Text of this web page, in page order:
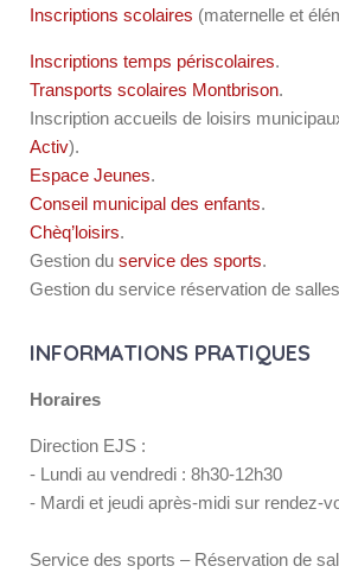
Inscriptions scolaires (maternelle et
Inscriptions temps périscolaires.
Transports scolaires Montbrison.
Inscription accueils de loisirs
Activ).
Espace Jeunes.
Conseil municipal des enfants.
Chèq’loisirs.
Gestion du service des sports.
Gestion du service réservation de
INFORMATIONS PRATIQUES
Horaires
Direction EJS :
- Lundi au vendredi : 8h30-12h30
- Mardi et jeudi après-midi sur rendez-
Service des sports – Réservation de